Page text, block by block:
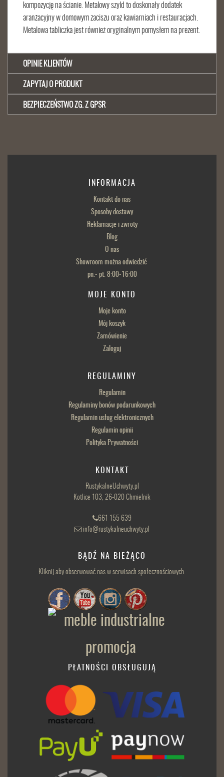
kompozycję na ścianie. Metalowy szyld to doskonały dodatek
aranżacyjny w domowym zaciszu oraz kawiarniach i restauracjach.
Metalowa tabliczka jest również oryginalnym pomysłem na prezent.
OPINIE KLIENTÓW
ZAPYTAJ O PRODUKT
BEZPIECZEŃSTWO ZG. Z GPSR
INFORMACJA
Kontakt do nas
Sposoby dostawy
Reklamacje i zwroty
Blog
O nas
Showroom można odwiedzić
pn.- pt. 8:00-16:00
MOJE KONTO
Moje konto
Mój koszyk
Zamówienie
Zaloguj
REGULAMINY
Regulamin
Regulaminy bonów podarunkowych
Regulamin usług elektronicznych
Regulamin opinii
Polityka Prywatności
KONTAKT
RustykalneUchwyty.pl
Kotlice 103, 26-020 Chmielnik
661 155 639
info@rustykalneuchwyty.pl
BĄDŹ NA BIEŻĄCO
Kliknij aby obserwować nas w serwisach społecznościowych.
PŁATNOŚCI OBSŁUGUJĄ